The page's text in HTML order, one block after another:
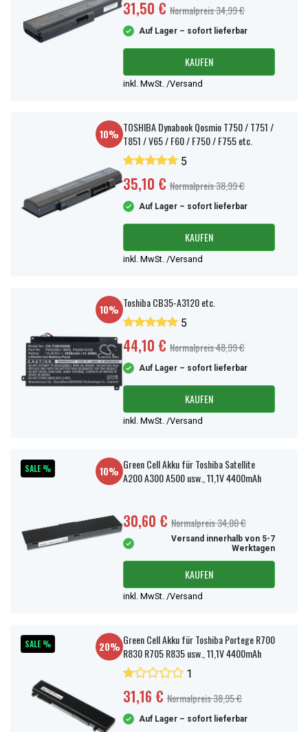
31,50 € Normalpreis 34,99 €
Auf Lager – sofort lieferbar
KAUFEN
inkl. MwSt. /Versand
10% TOSHIBA Dynabook Qosmio T750 / T751 /
T851 / V65 / F60 / F750 / F755 etc.
5
35,10 € Normalpreis 38,99 €
Auf Lager – sofort lieferbar
KAUFEN
inkl. MwSt. /Versand
10% Toshiba CB35-A3120 etc.
5
44,10 € Normalpreis 48,99 €
Auf Lager – sofort lieferbar
KAUFEN
inkl. MwSt. /Versand
SALE % 10% Green Cell Akku für Toshiba Satellite
A200 A300 A500 usw., 11,1V 4400mAh
30,60 € Normalpreis 34,00 €
Versand innerhalb von 5-7
Werktagen
KAUFEN
inkl. MwSt. /Versand
SALE % 20% Green Cell Akku für Toshiba Portege R700
R830 R705 R835 usw., 11,1V 4400mAh
1
31,16 € Normalpreis 38,95 €
Auf Lager – sofort lieferbar